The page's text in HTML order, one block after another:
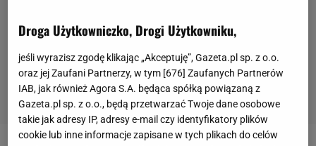
Droga Użytkowniczko, Drogi Użytkowniku,
jeśli wyrazisz zgodę klikając „Akceptuję”, Gazeta.pl sp. z o.o.
oraz jej Zaufani Partnerzy, w tym [676] Zaufanych Partnerów
IAB, jak również Agora S.A. będąca spółką powiązaną z
Gazeta.pl sp. z o.o., będą przetwarzać Twoje dane osobowe
takie jak adresy IP, adresy e-mail czy identyfikatory plików
cookie lub inne informacje zapisane w tych plikach do celów